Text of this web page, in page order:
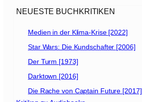
NEUESTE BUCHKRITIKEN
Medien in der Klima-Krise [2022]
Star Wars: Die Kundschafter [2006]
Der Turm [1973]
Darktown [2016]
Die Rache von Captain Future [2017]